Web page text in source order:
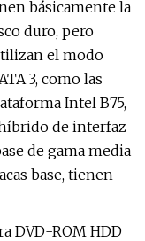
básicamente la
duro, pero
el modo
3, como las
Intel B75,
híbrido de interfaz
de gama media
base, tienen
DVD-ROM HDD